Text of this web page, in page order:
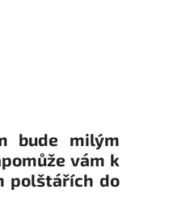
bude milým
vám k
polštářích do